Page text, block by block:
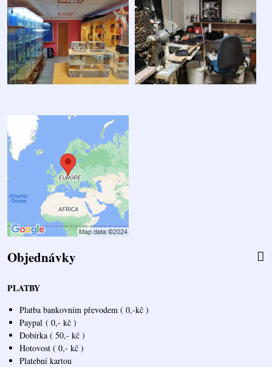
Objednávky
PLATBY
Platba bankovním převodem ( 0,-kč )
Paypal ( 0,- kč )
Dobírka ( 50,- kč )
Hotovost ( 0,- kč )
Platební kartou